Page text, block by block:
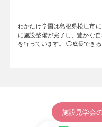
わかたけ学園は島根県松江市
に施設整備が完了し、豊かな
を行っています。 ◯成長できる
施設見学会